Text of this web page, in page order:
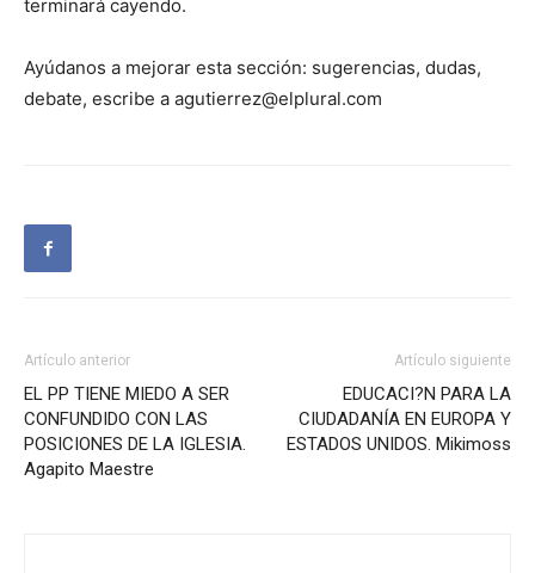
terminará cayendo.
Ayúdanos a mejorar esta sección: sugerencias, dudas,
debate, escribe a agutierrez@elplural.com
Artículo anterior
EL PP TIENE MIEDO A SER
CONFUNDIDO CON LAS
POSICIONES DE LA IGLESIA.
Agapito Maestre
Artículo siguiente
EDUCACI?N PARA LA
CIUDADANÍA EN EUROPA Y
ESTADOS UNIDOS. Mikimoss